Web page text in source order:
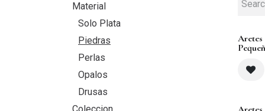
Material
Solo Plata
Piedras
Perlas
Opalos
Drusas